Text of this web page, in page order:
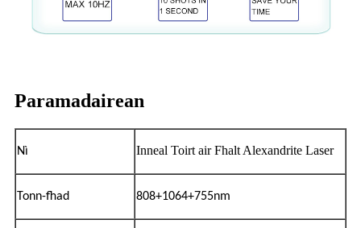
Paramadairean
Nì Inneal Toirt air Fhalt Alexandrite Laser
Tonn-fhad 808+1064+755nm